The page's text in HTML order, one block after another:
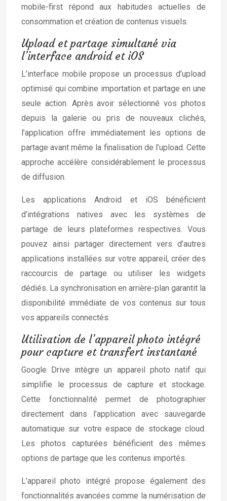
mobile-first répond aux habitudes actuelles de
consommation et création de contenus visuels.
Upload et partage simultané via
l’interface android et iOS
L’interface mobile propose un processus d’upload
optimisé qui combine importation et partage en une
seule action. Après avoir sélectionné vos photos
depuis la galerie ou pris de nouveaux clichés,
l’application offre immédiatement les options de
partage avant même la finalisation de l’upload. Cette
approche accélère considérablement le processus
de diffusion.
Les applications Android et iOS bénéficient
d’intégrations natives avec les systèmes de
partage de leurs plateformes respectives. Vous
pouvez ainsi partager directement vers d’autres
applications installées sur votre appareil, créer des
raccourcis de partage ou utiliser les widgets
dédiés. La synchronisation en arrière-plan garantit la
disponibilité immédiate de vos contenus sur tous
vos appareils connectés.
Utilisation de l’appareil photo intégré
pour capture et transfert instantané
Google Drive intègre un appareil photo natif qui
simplifie le processus de capture et stockage.
Cette fonctionnalité permet de photographier
directement dans l’application avec sauvegarde
automatique sur votre espace de stockage cloud.
Les photos capturées bénéficient des mêmes
options de partage que les contenus importés.
L’appareil photo intégré propose également des
fonctionnalités avancées comme la numérisation de